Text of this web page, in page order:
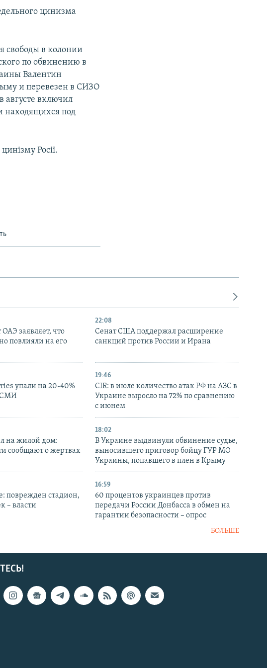
цинизма
свободы в колонии
по обвинению в
Валентин
и перевезен в СИЗО
включил
находящихся под
Росії.
заявляет, что
повлияли на его
22:08
Сенат США поддержал расширение
санкций против России и Ирана
упали на 20-40%
СМИ
19:46
CIR: в июле количество атак РФ на АЗС в
Украине выросло на 72% по сравнению
с июнем
на жилой дом:
сообщают о жертвах
18:02
В Украине выдвинули обвинение судье,
выносившего приговор бойцу ГУР МО
Украины, попавшего в плен в Крыму
поврежден стадион,
– власти
16:59
60 процентов украинцев против
передачи России Донбасса в обмен на
гарантии безопасности – опрос
БОЛЬШЕ